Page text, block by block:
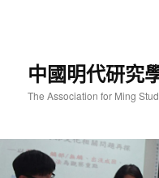
中國明代研究
The Association for Ming